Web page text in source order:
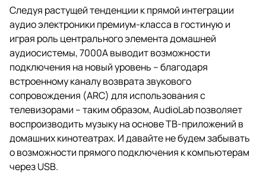
Следуя растущей тенденции к прямой интеграции
аудио электроники премиум-класса в гостиную и
играя роль центрального элемента домашней
аудиосистемы, 7000A выводит возможности
подключения на новый уровень – благодаря
встроенному каналу возврата звукового
сопровождения (ARC) для использования с
телевизорами – таким образом, AudioLab позволяет
воспроизводить музыку на основе ТВ-приложений в
домашних кинотеатрах. И давайте не будем забывать
о возможности прямого подключения к компьютерам
через USB.